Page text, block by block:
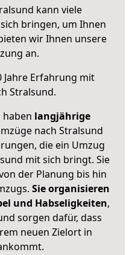
kann viele
bringen, um Ihnen
wir Ihnen unsere
an.
Jahre Erfahrung mit
Stralsund.
haben langjährige
nach Stralsund
die ein Umzug
mit sich bringt. Sie
der Planung bis hin
Sie organisieren
und Habseligkeiten,
sorgen dafür, dass
neuen Zielort in